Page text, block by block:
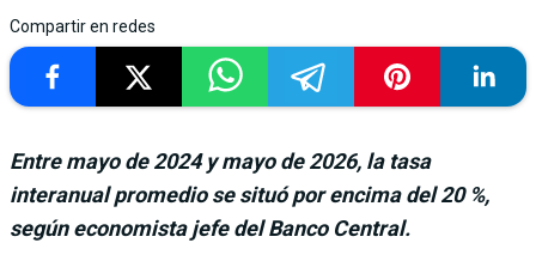
Compartir en redes
Entre mayo de 2024 y mayo de 2026, la tasa
interanual promedio se situó por encima del 20 %,
según economista jefe del Banco Central.